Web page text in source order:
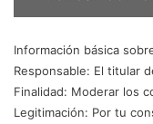
Información básica
Responsable: El titular
Finalidad: Moderar los
Legitimación: Por tu